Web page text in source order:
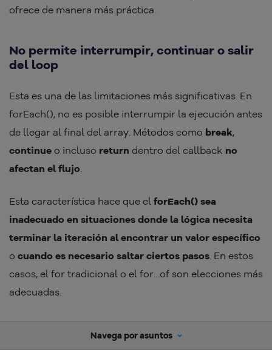
ofrece de manera más práctica.
No permite interrumpir, continuar o salir
del loop
Esta es una de las limitaciones más significativas. En
forEach(), no es posible interrumpir la ejecución antes
de llegar al final del array. Métodos como break,
continue o incluso return dentro del callback no
afectan el flujo.
Esta característica hace que el forEach() sea
inadecuado en situaciones donde la lógica necesita
terminar la iteración al encontrar un valor específico
o cuando es necesario saltar ciertos pasos. En estos
casos, el for tradicional o el for…of son elecciones más
adecuadas.
No devuelve un nuevo array
Navega por asuntos